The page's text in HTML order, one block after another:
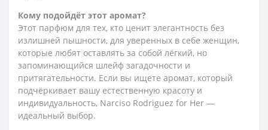
Кому подойдёт этот аромат?
Этот парфюм для тех, кто ценит элегантность без
излишней пышности, для уверенных в себе женщин,
которые любят оставлять за собой лёгкий, но
запоминающийся шлейф загадочности и
притягательности. Если вы ищете аромат, который
подчёркивает вашу естественную красоту и
индивидуальность, Narciso Rodriguez for Her —
идеальный выбор.